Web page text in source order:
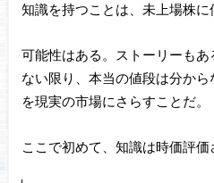
知識を持つことは、未上場株に
可能性はある。ストーリーも
ない限り、本当の値段は分か
を現実の市場にさらすことだ。
ここで初めて、知識は時価評価